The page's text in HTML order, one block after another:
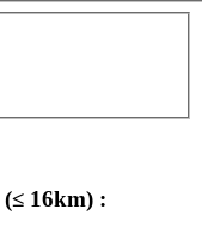
(≤ 16km) :